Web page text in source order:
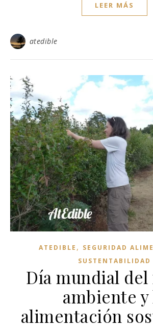
LEER MÁS
atedible
ATEDIBLE , SEGURIDAD
SUSTENTABILIDAD
Día mundial
ambiente y
alimentación